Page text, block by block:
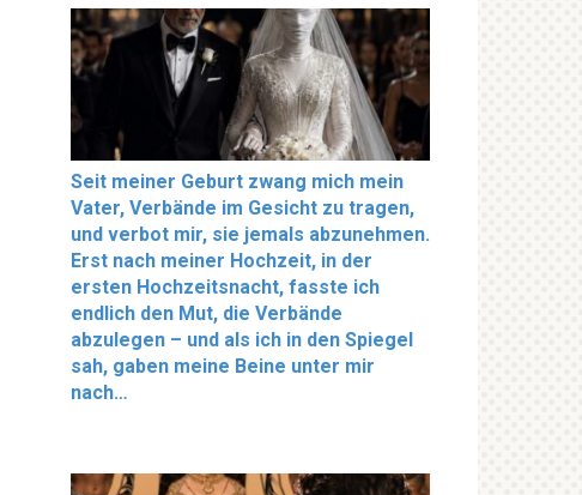
Seit meiner Geburt zwang mich mein
Vater, Verbände im Gesicht zu tragen,
und verbot mir, sie jemals abzunehmen.
Erst nach meiner Hochzeit, in der
ersten Hochzeitsnacht, fasste ich
endlich den Mut, die Verbände
abzulegen – und als ich in den Spiegel
sah, gaben meine Beine unter mir
nach…